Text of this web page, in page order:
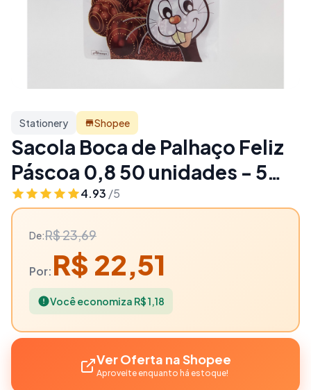
Stationery Shopee
Sacola Boca de Palhaço Feliz
Páscoa 0,8 50 unidades - 5%
OFF | Stationery
4.93 /5
De:R$ 23,69
Por: R$ 22,51
Você economiza R$ 1,18
Ver Oferta na Shopee
Aproveite enquanto há estoque!